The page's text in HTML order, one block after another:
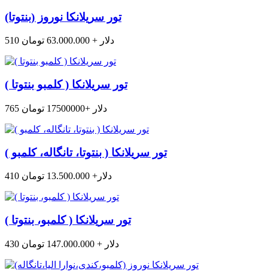
تور سریلانکا نوروز (بنتوتا)
510 دلار + 63.000.000 تومان
تور سریلانکا ( کلمبو بنتوتا )
765 دلار +17500000 تومان
تور سریلانکا ( بنتوتا، تانگاله، کلمبو )
410 دلار+ 13.500.000 تومان
تور سریلانکا ( کلمبو، بنتوتا )
430 دلار + 147.000.000 تومان